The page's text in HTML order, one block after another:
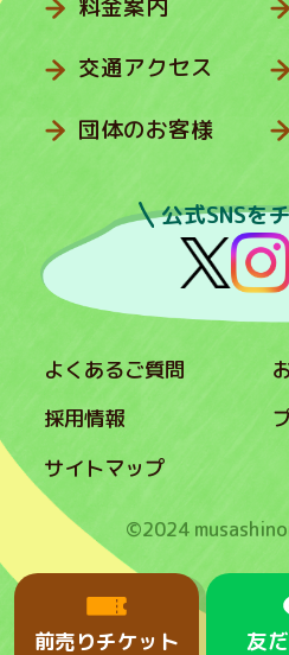
前売りチケット 友
料金案内
交通アクセス
団体のお客様
公式SNSを
よくあるご質問
採用情報
サイトマップ
©2024